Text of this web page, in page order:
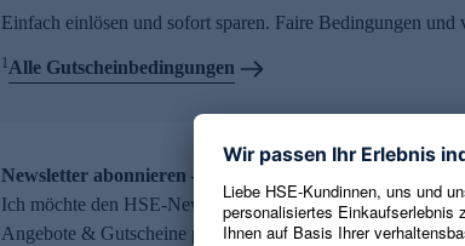
Einfach einlösen und sofort sparen. Faire Bedingungen und
1Alle Gutscheinbedingungen
Newsletter abonnieren – 10 € Gutschein erhalten
Ich möchte den HSE-Newsletter abonnieren und aktuelle
Angebote & Gutscheine per E-Mail erhalten. Als